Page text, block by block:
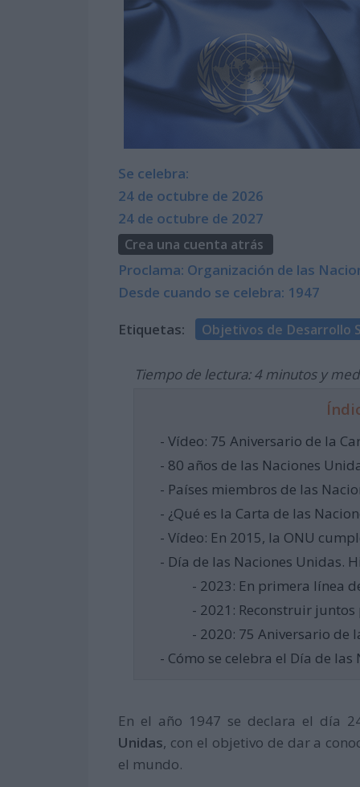
Se celebra:
24 de octubre de 2026
24 de octubre de 2027
Crea una cuenta atrás
Proclama: Organización de las
Desde cuando se celebra: 1947
Etiquetas: Objetivos de Desarrollo
Tiempo de lectura: 4 minutos y
- Vídeo: 75 Aniversario de la
- 80 años de las Naciones
- Países miembros de las
- ¿Qué es la Carta de las
- Vídeo: En 2015, la ONU
- Día de las Naciones Unidas.
- 2023: En primera línea
- 2021: Reconstruir
- 2020: 75 Aniversario de
- Cómo se celebra el Día de las
En el año 1947 se declara el día
Unidas, con el objetivo de dar a
el mundo.